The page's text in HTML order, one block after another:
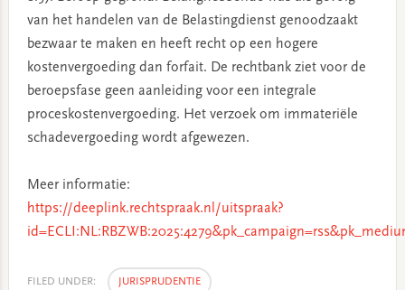
van het handelen van de Belastingdienst genoodzaakt
bezwaar te maken en heeft recht op een hogere
kostenvergoeding dan forfait. De rechtbank ziet voor de
beroepsfase geen aanleiding voor een integrale
proceskostenvergoeding. Het verzoek om immateriële
schadevergoeding wordt afgewezen.
Meer informatie:
https://deeplink.rechtspraak.nl/uitspraak?
FILED UNDER: JURISPRUDENTIE